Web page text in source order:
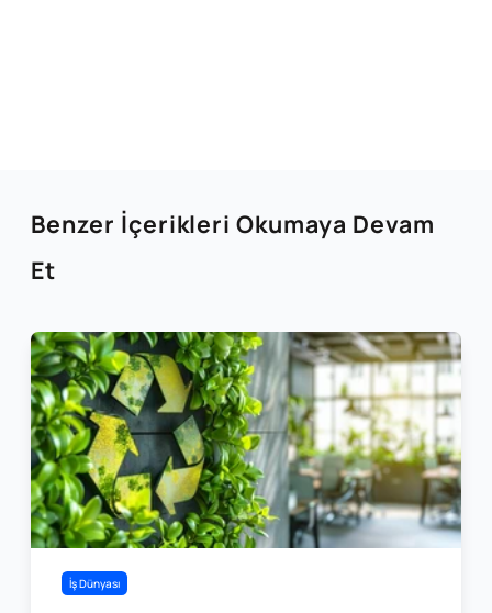
Benzer İçerikleri Okumaya Devam
Et
İş Dünyası